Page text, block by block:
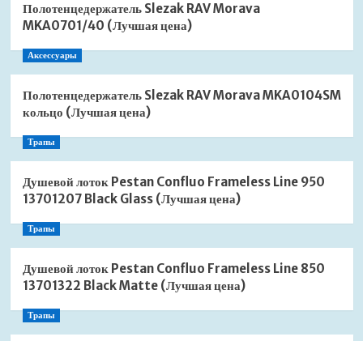
Полотенцедержатель Slezak RAV Morava
MKA0701/40 (Лучшая цена)
Аксессуары
Полотенцедержатель Slezak RAV Morava MKA0104SM
кольцо (Лучшая цена)
Трапы
Душевой лоток Pestan Confluo Frameless Line 950
13701207 Black Glass (Лучшая цена)
Трапы
Душевой лоток Pestan Confluo Frameless Line 850
13701322 Black Matte (Лучшая цена)
Трапы